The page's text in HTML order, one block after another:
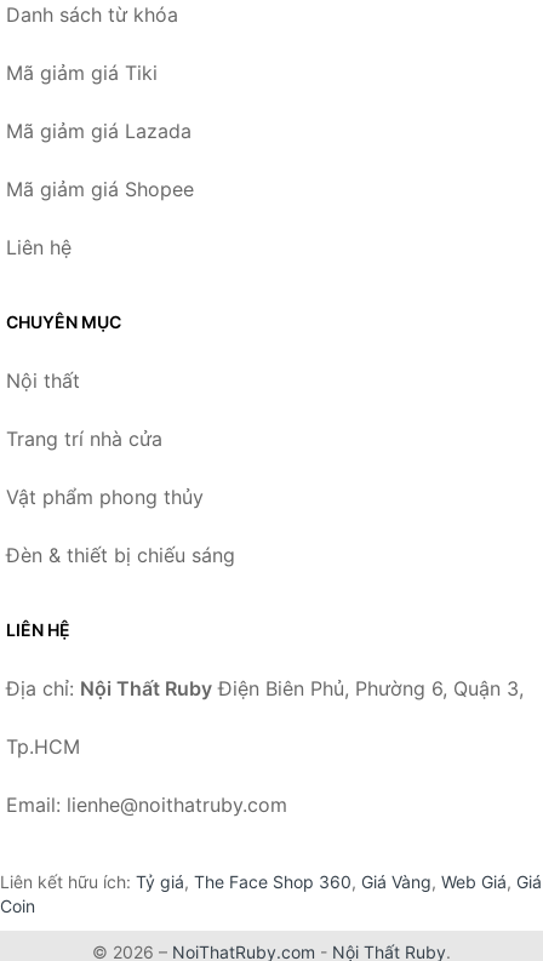
Danh sách từ khóa
Mã giảm giá Tiki
Mã giảm giá Lazada
Mã giảm giá Shopee
Liên hệ
CHUYÊN MỤC
Nội thất
Trang trí nhà cửa
Vật phẩm phong thủy
Đèn & thiết bị chiếu sáng
LIÊN HỆ
Địa chỉ: Nội Thất Ruby Điện Biên Phủ, Phường 6, Quận 3,
Tp.HCM
Email: lienhe@noithatruby.com
Liên kết hữu ích: Tỷ giá, The Face Shop 360, Giá Vàng, Web Giá, Giá
Coin
© 2026 – NoiThatRuby.com - Nội Thất Ruby.